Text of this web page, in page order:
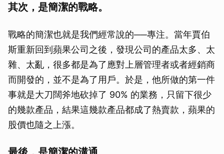
其次，是簡潔的戰略。
戰略的簡潔也就是我們經常說的──專注。當年賈伯
斯重新回到蘋果公司之後，發現公司的產品太多、太
雜、太亂，很多都是為了應對上層管理者或者經銷商
而開發的，並不是為了用戶。於是，他所做的第一件
事就是大刀闊斧地砍掉了 90% 的業務，只留下很少
的幾款產品，結果這幾款產品都成了熱賣款，蘋果的
股價也隨之上漲。